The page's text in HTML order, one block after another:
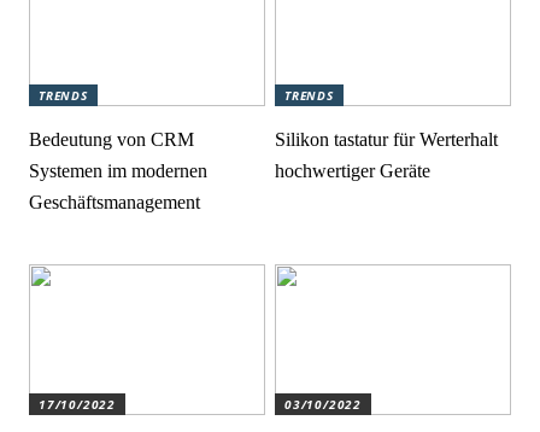
TRENDS
Bedeutung von CRM
Systemen im modernen
Geschäftsmanagement
TRENDS
Silikon tastatur für Werterhalt
hochwertiger Geräte
17/10/2022 03/10/2022